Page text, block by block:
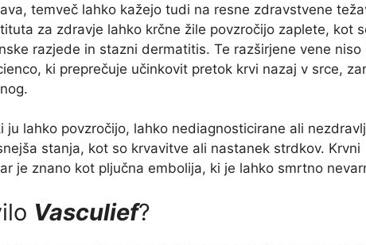
temveč lahko kažejo tudi na resne zdravstvene
za zdravje lahko krčne žile povzročijo zaplete, kot
razjede in stazni dermatitis. Te razširjene vene niso
ki preprečuje učinkovit pretok krvi nazaj v srce,
ju lahko povzročijo, lahko nediagnosticirane ali
stanja, kot so krvavitve ali nastanek strdkov. Krvni
je znano kot pljučna embolija, ki je lahko smrtno
Vasculief?